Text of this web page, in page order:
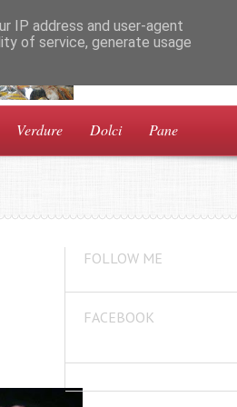
Verdure Dolci Pane
FOLLOW ME
FACEBOOK
IP address and user-agent
of service, generate usage